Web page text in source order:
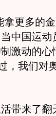
更多的金
中国运动
激动的心
，我们对
带来了翻